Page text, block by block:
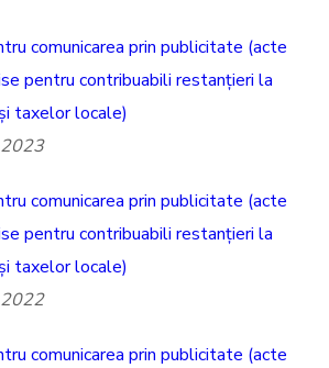
comunicarea prin publicitate (acte
pentru contribuabili restanțieri la
taxelor locale)
comunicarea prin publicitate (acte
pentru contribuabili restanțieri la
taxelor locale)
comunicarea prin publicitate (acte